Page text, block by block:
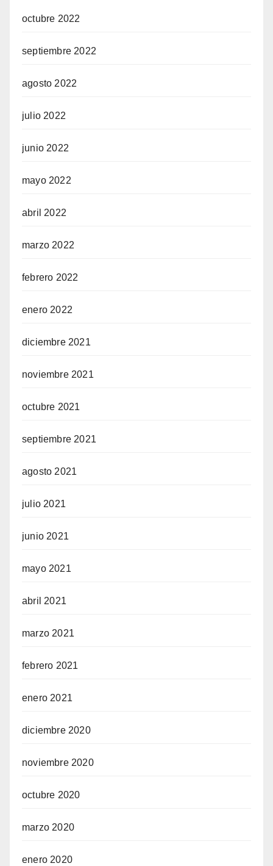
octubre 2022
septiembre 2022
agosto 2022
julio 2022
junio 2022
mayo 2022
abril 2022
marzo 2022
febrero 2022
enero 2022
diciembre 2021
noviembre 2021
octubre 2021
septiembre 2021
agosto 2021
julio 2021
junio 2021
mayo 2021
abril 2021
marzo 2021
febrero 2021
enero 2021
diciembre 2020
noviembre 2020
octubre 2020
marzo 2020
enero 2020